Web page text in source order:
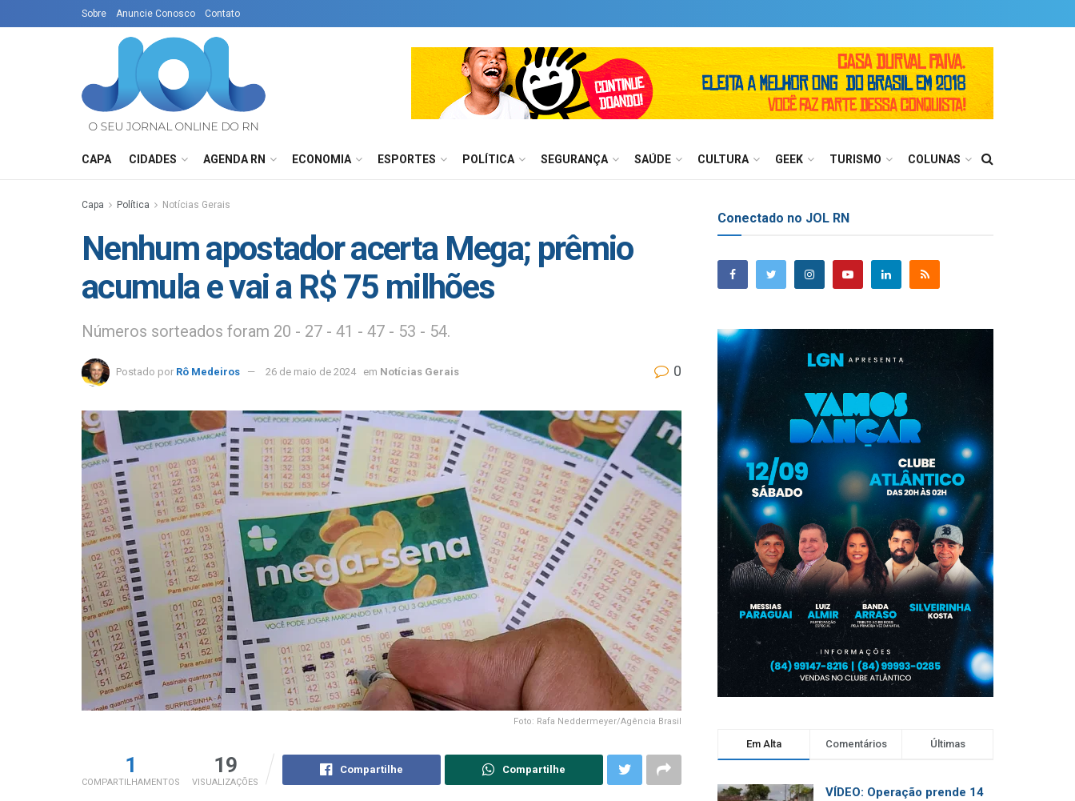
Sobre Anuncie Conosco Contato
CAPA CIDADES AGENDA RN ECONOMIA ESPORTES POLÍTICA SEGURANÇA SAÚDE CULTURA GEEK TURISMO COLUNAS
Capa Política Notícias Gerais
Nenhum apostador acerta Mega; prêmio
acumula e vai a R$ 75 milhões
Números sorteados foram 20 - 27 - 41 - 47 - 53 - 54.
Postado por Rô Medeiros 26 de maio de 2024 em Notícias Gerais 0
Foto: Rafa Neddermeyer/Agência Brasil
1
COMPARTILHAMENTOS
19
VISUALIZAÇÕES
Compartilhe Compartilhe
Conectado no JOL RN
Em Alta Comentários Últimas
VÍDEO: Operação prende 14